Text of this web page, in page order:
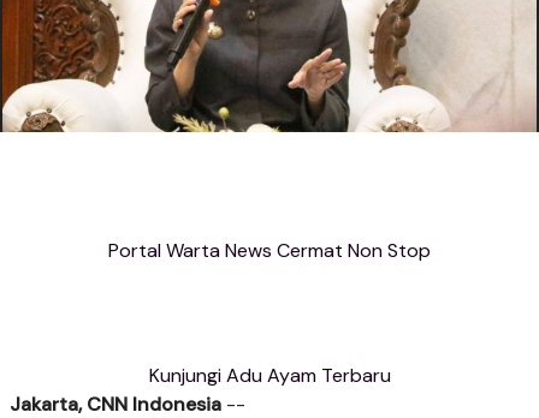
Portal Warta News Cermat Non Stop
Kunjungi Adu Ayam Terbaru
Jakarta, CNN Indonesia --